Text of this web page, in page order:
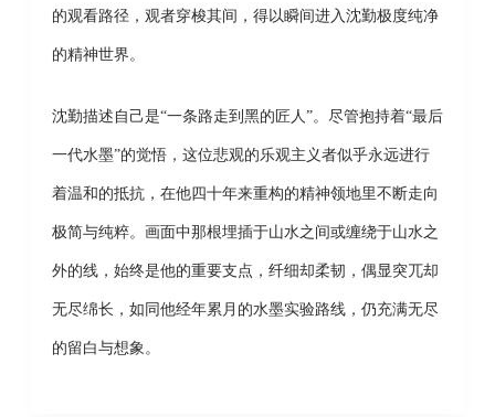
的观看路径，观者穿梭其间，得以瞬间进入沈勤极度纯净
的精神世界。
沈勤描述自己是“一条路走到黑的匠人”。尽管抱持着“最后
一代水墨”的觉悟，这位悲观的乐观主义者似乎永远进行
着温和的抵抗，在他四十年来重构的精神领地里不断走向
极简与纯粹。画面中那根埋插于山水之间或缠绕于山水之
外的线，始终是他的重要支点，纤细却柔韧，偶显突兀却
无尽绵长，如同他经年累月的水墨实验路线，仍充满无尽
的留白与想象。